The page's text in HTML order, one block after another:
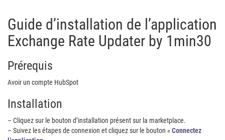
Guide d’installation de l’application
Exchange Rate Updater by 1min30
Prérequis
Avoir un compte HubSpot
Installation
– Cliquez sur le bouton d’installation présent sur la marketplace.
– Suivez les étapes de connexion et cliquez sur le bouton « Connectez